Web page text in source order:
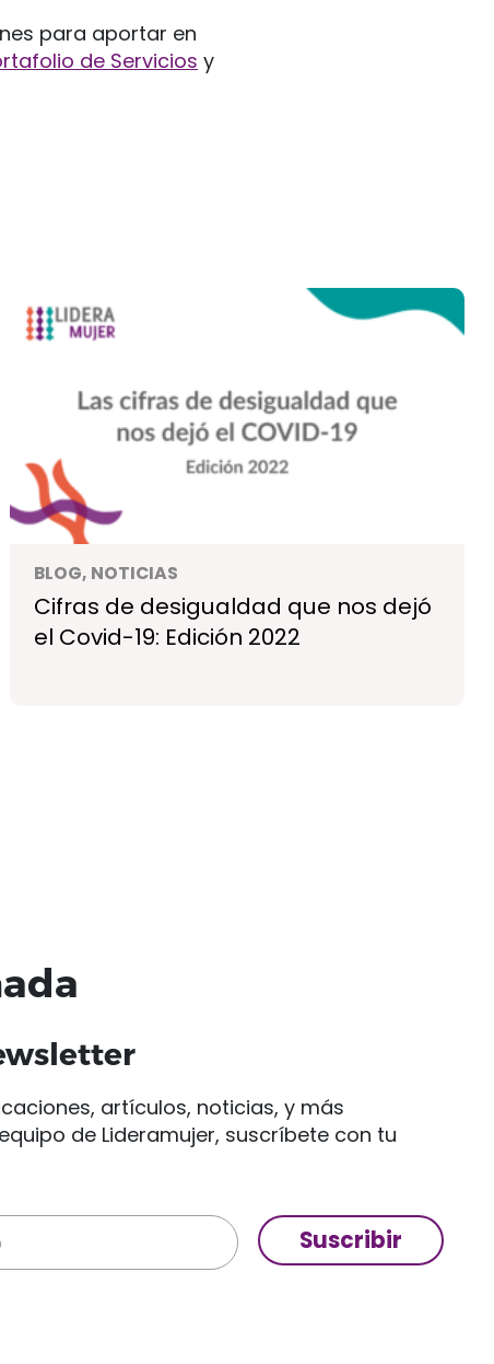
para aportar en
de Servicios y
BLOG, NOTICIAS
Cifras de desigualdad que nos dejó
el Covid-19: Edición 2022
artículos, noticias, y más
de Lideramujer, suscríbete con tu
Suscribir